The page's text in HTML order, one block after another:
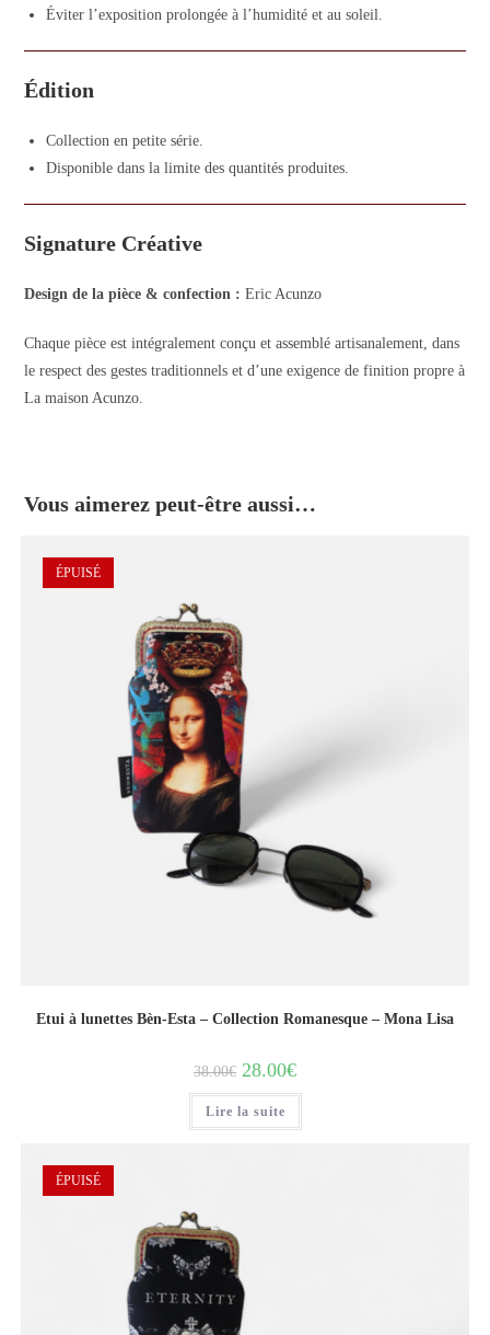
Éviter l’exposition prolongée à l’humidité et au soleil.
Édition
Collection en petite série.
Disponible dans la limite des quantités produites.
Signature Créative
Design de la pièce & confection : Eric Acunzo
Chaque pièce est intégralement conçu et assemblé artisanalement, dans
le respect des gestes traditionnels et d’une exigence de finition propre à
La maison Acunzo.
Vous aimerez peut-être aussi…
ÉPUISÉ
Etui à lunettes Bèn-Esta – Collection Romanesque – Mona Lisa
38.00€ 28.00€
Lire la suite
ÉPUISÉ